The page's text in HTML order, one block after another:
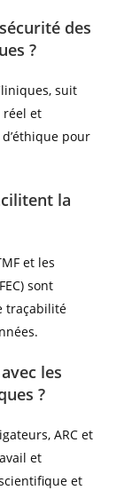
des
?
suit
réel et
pour
la
et les
sont
traçabilité
les
?
ARC et
et
et